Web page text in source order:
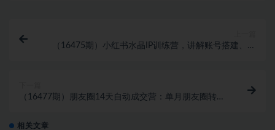
（16475期）小红书水晶IP训练营，讲解账号搭建、手
（16477期）朋友圈14天自动成交营：单月朋友圈转化
相关文章